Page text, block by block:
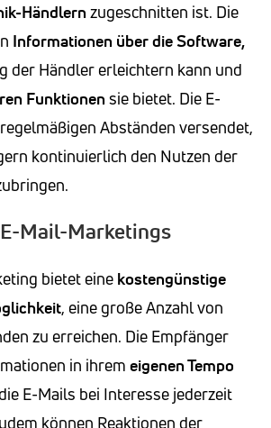
Händlern zugeschnitten ist. Die
Informationen über die Software,
der Händler erleichtern kann und
Funktionen sie bietet. Die E-
Abständen versendet,
kontinuierlich den Nutzen der
Mail-Marketings
bietet eine kostengünstige
, eine große Anzahl von
zu erreichen. Die Empfänger
in ihrem eigenen Tempo
E-Mails bei Interesse jederzeit
können Reaktionen der